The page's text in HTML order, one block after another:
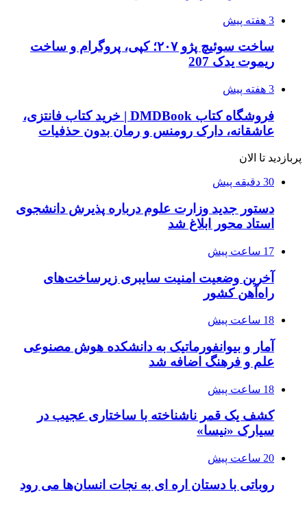
3 هفته پیش
ساخت سوئیچ پژو ۲۰۷؛ کپی، پروگرام و ساخت
ریموت یدک 207
3 هفته پیش
فروشگاه کتاب DMDBook | خرید کتاب فانتزی،
عاشقانه، دارک رومنس و رمان بدون حذفیات
پربازدید تا الان
30 دقیقه پیش
دستور جدید وزارت علوم درباره پذیرش دانشجوی
استاد محور ابلاغ شد
17 ساعت پیش
آخرین وضعیت امنیت سایبری زیرساخت‌های
راه‌آهن کشور
18 ساعت پیش
آمار و بیوانفورماتیک به دانشکده هوش مصنوعی
علم و فرهنگ اضافه شد
18 ساعت پیش
کشف یک قمر ناشناخته با ساختاری عجیب در
سیارک «نیسا»
20 ساعت پیش
روباتی با دستان اره ای به نجات انسان‌ها می رود